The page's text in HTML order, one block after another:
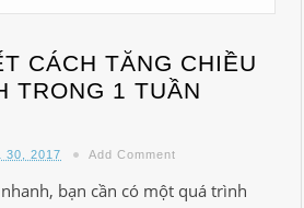
CÁCH TĂNG CHIỀU
TRONG 1 TUẦN
30, 2017 Add Comment
bạn cần có một quá trình